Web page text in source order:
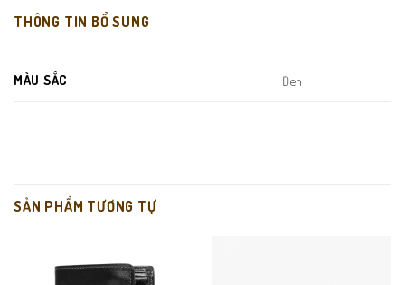
Logo kim loại sang trọng tạo điểm nhấn tinh tế cho tổng thể.
THÔNG TIN BỔ SUNG
MÀU SẮC Đen
SẢN PHẨM TƯƠNG TỰ